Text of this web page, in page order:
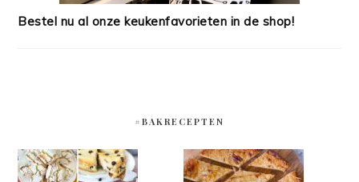
Bestel nu al onze keukenfavorieten in de shop!
#BAKRECEPTEN